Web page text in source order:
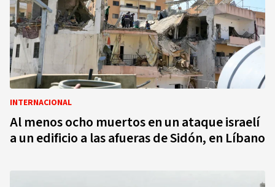
INTERNACIONAL
Al menos ocho muertos en un ataque israelí
a un edificio a las afueras de Sidón, en Líbano